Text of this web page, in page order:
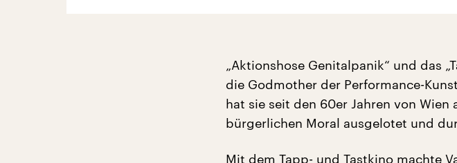
„Aktionshose Genitalpanik“ und das
die Godmother der Performance-
hat sie seit den 60er Jahren von
bürgerlichen Moral ausgelotet und
Mit dem Tapp- und Tastkino machte